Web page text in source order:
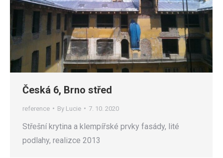
Česká 6, Brno střed
reference By Lucie 7. 10. 2020
Střešní krytina a klempířské prvky fasády, lité
podlahy, realizce 2013